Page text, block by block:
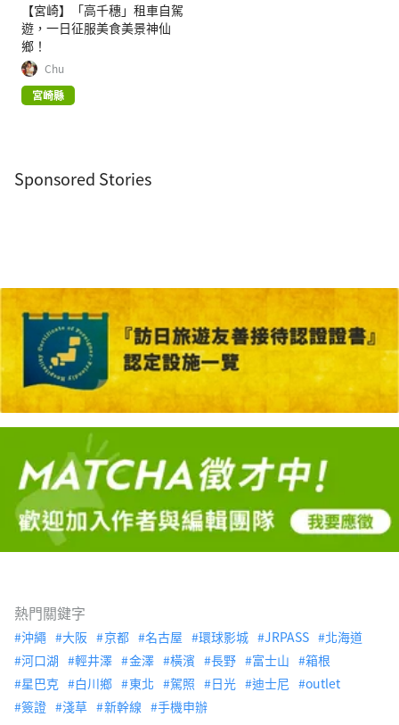
【宮崎】「高千穗」租車自駕
遊，一日征服美食美景神仙
鄉！
Chu
宮崎縣
Sponsored Stories
熱門關鍵字
沖繩 大阪 京都 名古屋 環球影城 JRPASS
北海道
河口湖
輕井澤 金澤 橫濱 長野 富士山
箱根
星巴克
白川鄉 東北 駕照 日光 迪士尼
outlet
簽證
淺草 新幹線 手機申辦